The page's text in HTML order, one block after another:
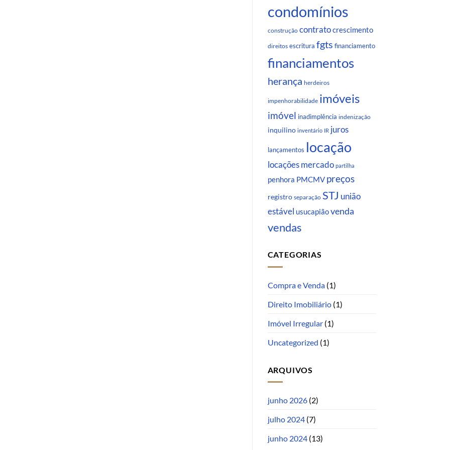
condomínios
construção contratocrescimento
direitos escritura fgts financiamento
financiamentos
herança herdeiros
impenhorabilidade imóveis
imóvel inadimplência indenização
inquilino inventário IR juros
lançamentos locação
locações mercado partilha
penhora PMCMV preços
registro separação STJ união
estável usucapiãovenda
vendas
CATEGORIAS
Compra e Venda(1)
Direito Imobiliário(1)
Imóvel Irregular(1)
Uncategorized (1)
ARQUIVOS
junho 2026(2)
julho 2024(7)
junho 2024(13)